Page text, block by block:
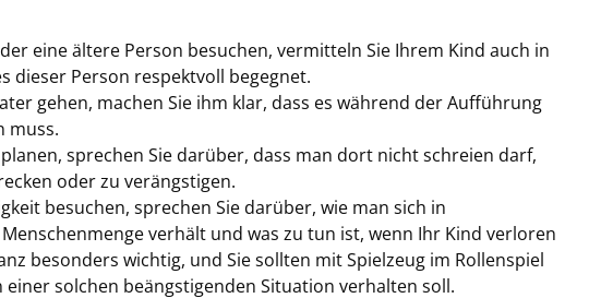
eine ältere Person besuchen, vermitteln Sie Ihrem Kind auch in
dieser Person respektvoll begegnet.
gehen, machen Sie ihm klar, dass es während der Aufführung
muss.
sprechen Sie darüber, dass man dort nicht schreien darf,
oder zu verängstigen.
besuchen, sprechen Sie darüber, wie man sich in
verhält und was zu tun ist, wenn Ihr Kind verloren
besonders wichtig, und Sie sollten mit Spielzeug im Rollenspiel
einer solchen beängstigenden Situation verhalten soll.